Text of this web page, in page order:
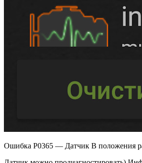
Ошибка P0365 — Датчик В положения